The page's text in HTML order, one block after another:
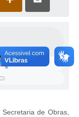
de Obras,